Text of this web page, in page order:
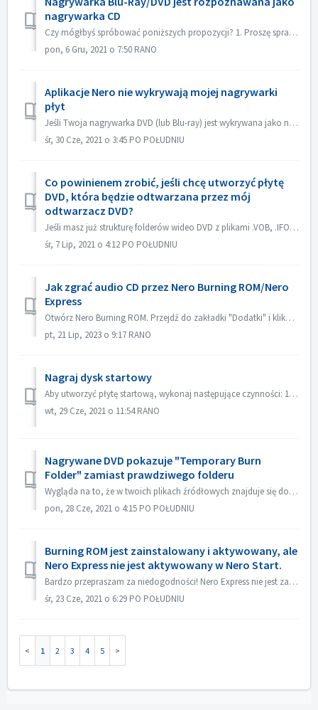
nagrywarka CD
Czy mógłbyś spróbować poniższych propozycji? 1. Proszę sprawdzić czy jest nowy sterownik dla Twojej nagrywarki i firmware. Proszę zaktualizować, jeśli jest...
pon, 6 Gru, 2021 o 7:50 RANO
Aplikacje Nero nie wykrywają mojej nagrywarki
płyt
Jeśli Twoja nagrywarka DVD (lub Blu-ray) jest wykrywana jako nagrywarka CD, zapoznaj się z tym artykułem: https://nerosupport.freshdesk.com/en/support/solu...
śr, 30 Cze, 2021 o 3:45 PO POŁUDNIU
Co powinienem zrobić, jeśli chcę utworzyć płytę
DVD, która będzie odtwarzana przez mój
odtwarzacz DVD?
Jeśli masz już strukturę folderów wideo DVD z plikami .VOB, .IFO/.BUP, możesz użyć Nero BurningROM do nagrania DVD. 1. Nowa kompilacja. Wybierz DVD-> DVD...
śr, 7 Lip, 2021 o 4:12 PO POŁUDNIU
Jak zgrać audio CD przez Nero Burning ROM/Nero
Express
Otwórz Nero Burning ROM. Przejdź do zakładki "Dodatki" i kliknij na "Zapisz ścieżki audio". W zakładce "źródło" wybierz ści...
pt, 21 Lip, 2023 o 9:17 RANO
Nagraj dysk startowy
Aby utworzyć płytę startową, wykonaj następujące czynności: 1. Kliknij przycisk Nowy na głównym ekranie Nero Burning ROM. ->Otworzy się okno Nowa kompil...
wt, 29 Cze, 2021 o 11:54 RANO
Nagrywane DVD pokazuje "Temporary Burn
Folder" zamiast prawdziwego folderu
Wygląda na to, że w twoich plikach źródłowych znajduje się dodatkowy plik desktop.ini. Explorer odczytuje ten plik i stwierdza, że ten konkretny folder ma z...
pon, 28 Cze, 2021 o 4:15 PO POŁUDNIU
Burning ROM jest zainstalowany i aktywowany, ale
Nero Express nie jest aktywowany w Nero Start.
Bardzo przepraszam za niedogodności! Nero Express nie jest zawarty w samodzielnym produkcie Nero BurningRom. Nero Express jest sprzedawany w sklepach offl...
śr, 23 Cze, 2021 o 6:29 PO POŁUDNIU
1 2 3 4 5